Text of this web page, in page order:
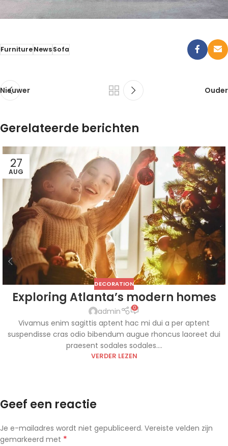
FurnitureNewsSofa
Nieuwer Ouder
Gerelateerde berichten
27
AUG
DECORATION
Exploring Atlanta’s modern homes
admin 0
Vivamus enim sagittis aptent hac mi dui a per aptent
suspendisse cras odio bibendum augue rhoncus laoreet dui
praesent sodales sodales....
VERDER LEZEN
Geef een reactie
Je e-mailadres wordt niet gepubliceerd. Vereiste velden zijn
gemarkeerd met *